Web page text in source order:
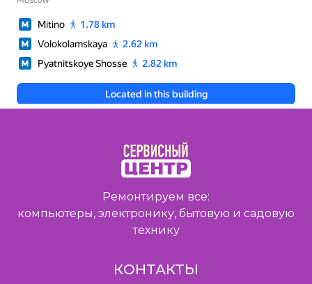
Ремонтируем все:
компьютеры, электронику, бытовую и садовую
технику
КОНТАКТЫ